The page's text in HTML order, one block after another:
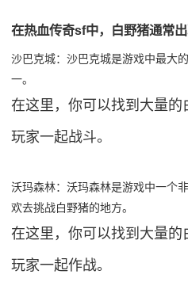
在热血传奇sf中，白野猪通常出
沙巴克城：沙巴克城是游戏中最大
一。
在这里，你可以找到大量
玩家一起战斗。
沃玛森林：沃玛森林是游戏中一个
欢去挑战白野猪的地方。
在这里，你可以找到大量
玩家一起作战。